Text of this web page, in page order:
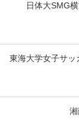
日体大SMG
東海大学女子サ